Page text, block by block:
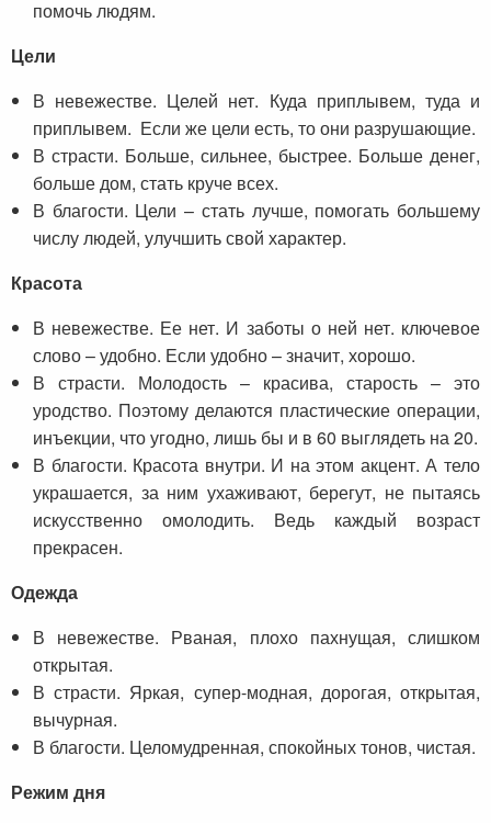
помочь людям.
Цели
В невежестве. Целей нет. Куда приплывем, туда и
приплывем. Если же цели есть, то они разрушающие.
В страсти. Больше, сильнее, быстрее. Больше денег,
больше дом, стать круче всех.
В благости. Цели – стать лучше, помогать большему
числу людей, улучшить свой характер.
Красота
В невежестве. Ее нет. И заботы о ней нет. ключевое
слово – удобно. Если удобно – значит, хорошо.
В страсти. Молодость – красива, старость – это
уродство. Поэтому делаются пластические операции,
инъекции, что угодно, лишь бы и в 60 выглядеть на 20.
В благости. Красота внутри. И на этом акцент. А тело
украшается, за ним ухаживают, берегут, не пытаясь
искусственно омолодить. Ведь каждый возраст
прекрасен.
Одежда
В невежестве. Рваная, плохо пахнущая, слишком
открытая.
В страсти. Яркая, супер-модная, дорогая, открытая,
вычурная.
В благости. Целомудренная, спокойных тонов, чистая.
Режим дня